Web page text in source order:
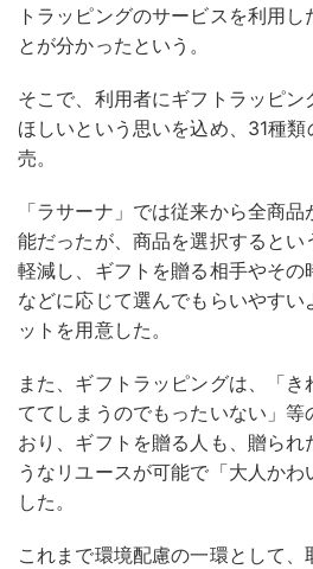
トラッピングのサービスを利用
とが分かったという。
そこで、利用者にギフトラッピン
ほしいという思いを込め、31種
売。
「ラサーナ」では従来から全商
能だったが、商品を選択するとい
軽減し、ギフトを贈る相手やそ
などに応じて選んでもらいやす
ットを用意した。
また、ギフトラッピングは、「
ててしまうのでもったいない」等
おり、ギフトを贈る人も、贈られ
うなリユースが可能で「大人か
した。
これまで環境配慮の一環として、